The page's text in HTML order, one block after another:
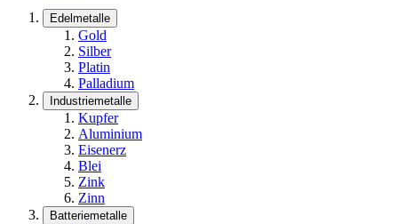
Edelmetalle
Gold
Silber
Platin
Palladium
Industriemetalle
Kupfer
Aluminium
Eisenerz
Blei
Zink
Zinn
Batteriemetalle